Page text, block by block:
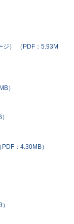
ジ） （PDF：5.93M
）
：4.30MB）